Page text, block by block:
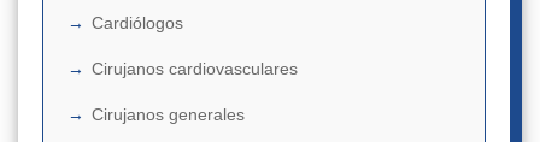
Cardiólogos
Cirujanos cardiovasculares
Cirujanos generales